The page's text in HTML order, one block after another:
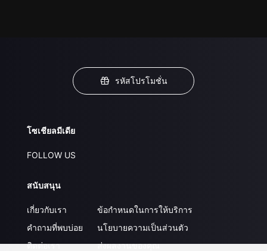
รหัสโปรโมชั่น
โซเชียลมีเดีย
FOLLOW US
สนับสนุน
เกี่ยวกับเรา
คำถามที่พบบ่อย
ติดต่อเรา
ข้อกำหนดในการให้บริการ
นโยบายความเป็นส่วนตัว
ส่งผลงานของคุณ